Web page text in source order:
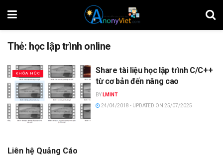
Thẻ: học lập trình online
KHÓA HỌC
Share tài liệu học lập trình C/C++
từ cơ bản đến nâng cao
BY LMINT
24/04/2018 - UPDATED ON 25/07/2025
Liên hệ Quảng Cáo